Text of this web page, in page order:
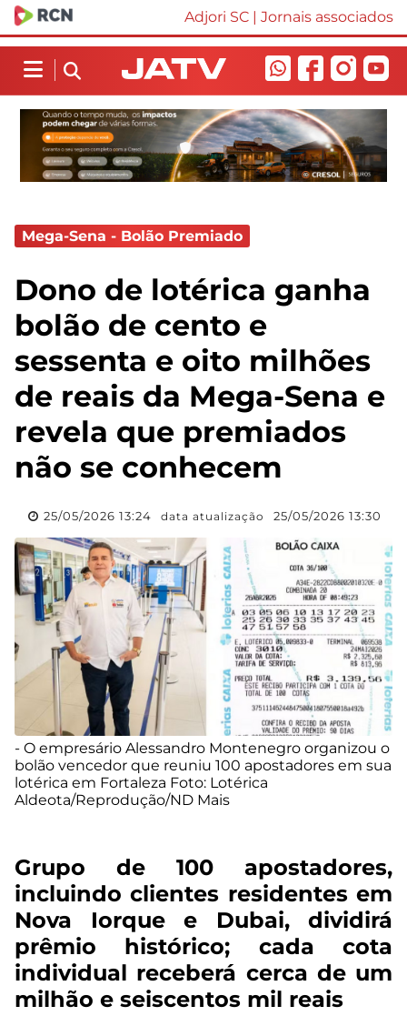
Adjori SC | Jornais associados
Mega-Sena - Bolão Premiado
Dono de lotérica ganha
bolão de cento e
sessenta e oito milhões
de reais da Mega-Sena e
revela que premiados
não se conhecem
25/05/2026 13:24 data atualização 25/05/2026 13:30
- O empresário Alessandro Montenegro organizou o
bolão vencedor que reuniu 100 apostadores em sua
lotérica em Fortaleza Foto: Lotérica
Aldeota/Reprodução/ND Mais
Grupo de 100 apostadores,
incluindo clientes residentes em
Nova Iorque e Dubai, dividirá
prêmio histórico; cada cota
individual receberá cerca de um
milhão e seiscentos mil reais